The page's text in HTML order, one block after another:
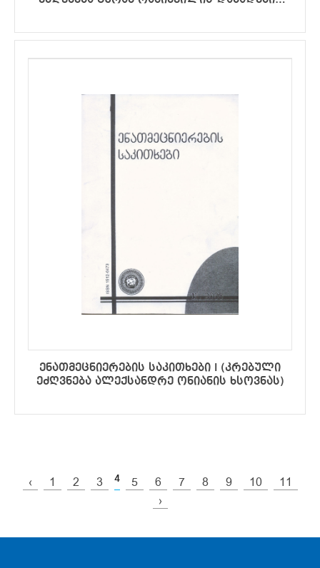
ენათმეცნიერების საკითხები I (კრებული
ეძღვნება ალექსანდრე ონიანის ხსოვნას)
‹ 1 2 3 4 5 6 7 8 9 10
11
›